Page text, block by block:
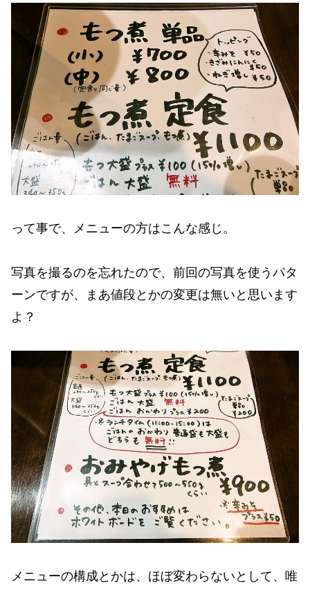
って事で、メニューの方はこんな感じ。
写真を撮るのを忘れたので、前回の写真を使うパタ
ーンですが、まあ値段とかの変更は無いと思います
よ？
メニューの構成とかは、ほぼ変わらないとして、唯